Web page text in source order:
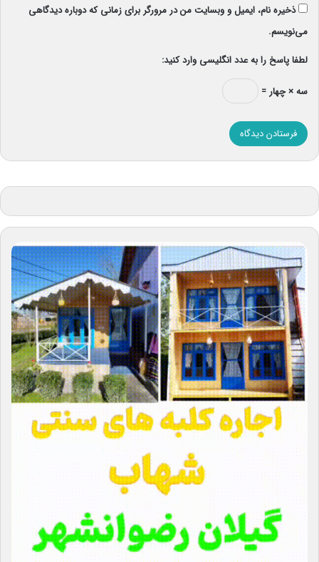
ذخیره نام، ایمیل و وبسایت من در مرورگر برای زمانی که دوباره دیدگاهی
می‌نویسم.
لطفا پاسخ را به عدد انگلیسی وارد کنید:
سه × چهار =